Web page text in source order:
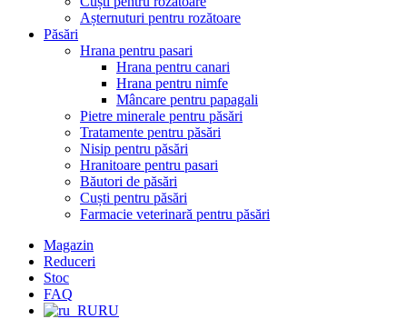
Așternuturi pentru rozătoare
Păsări
Hrana pentru pasari
Hrana pentru canari
Hrana pentru nimfe
Mâncare pentru papagali
Pietre minerale pentru păsări
Tratamente pentru păsări
Nisip pentru păsări
Hranitoare pentru pasari
Băutori de păsări
Cuști pentru păsări
Farmacie veterinară pentru păsări
Magazin
Reduceri
Stoc
FAQ
RU